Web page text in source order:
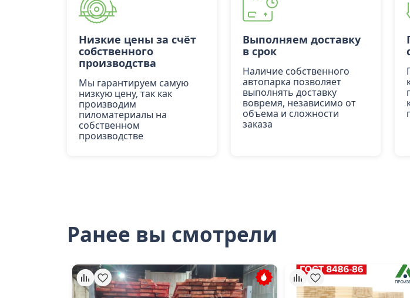
Низкие цены за счёт
собственного
производства
Мы гарантируем самую
низкую цену, так как
производим
пиломатериалы на
собственном
производстве
Выполняем доставку
в срок
Наличие собственного
автопарка позволяет
выполнять доставку
вовремя, независимо от
объема и сложности
заказа
Ранее вы смотрели